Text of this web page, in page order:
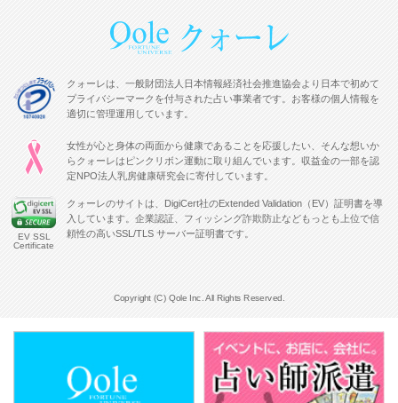
クォーレは、一般財団法人日本情報経済社会推進協会より日本で初めて
プライバシーマークを付与された占い事業者です。お客様の個人情報を
適切に管理運用しています。
女性が心と身体の両面から健康であることを応援したい、そんな想いか
らクォーレはピンクリボン運動に取り組んでいます。収益金の一部を認
定NPO法人乳房健康研究会に寄付しています。
EV SSL
Certificate
クォーレのサイトは、DigiCert社のExtended Validation（EV）証明書を導
入しています。企業認証、フィッシング詐欺防止などもっとも上位で信
頼性の高いSSL/TLS サーバー証明書です。
Copyright (C) Qole Inc. All Rights Reserved.